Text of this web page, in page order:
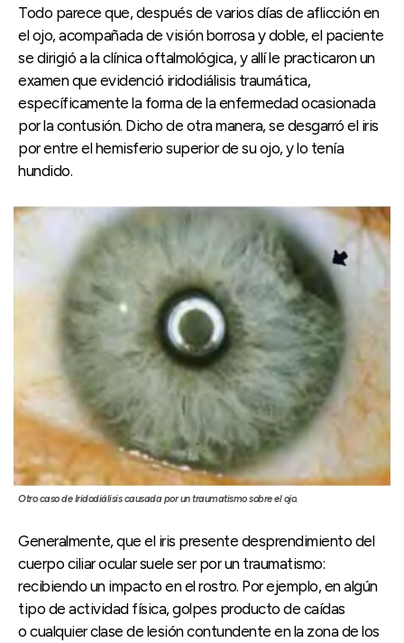
Todo parece que, después de varios días de aflicción en
el ojo, acompañada de visión borrosa y doble, el paciente
se dirigió a la clínica oftalmológica, y allí le practicaron un
examen que evidenció iridodiálisis traumática,
específicamente la forma de la enfermedad ocasionada
por la contusión. Dicho de otra manera, se desgarró el iris
por entre el hemisferio superior de su ojo, y lo tenía
hundido.
Otro caso de Iridodiálisis causada por un traumatismo sobre el ojo.
Generalmente, que el iris presente desprendimiento del
cuerpo ciliar ocular suele ser por un traumatismo:
recibiendo un impacto en el rostro. Por ejemplo, en algún
tipo de actividad física, golpes producto de caídas
o cualquier clase de lesión contundente en la zona de los